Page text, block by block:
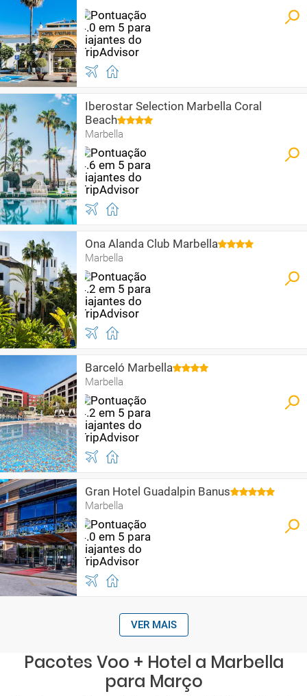
Iberostar Selection Marbella Coral
Beach
Marbella
Ona Alanda Club Marbella
Marbella
Barceló Marbella
Marbella
Gran Hotel Guadalpin Banus
Marbella
VER MAIS
Pacotes Voo + Hotel a Marbella
para Março